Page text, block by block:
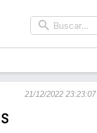
search
21/12/2022 23:23:07